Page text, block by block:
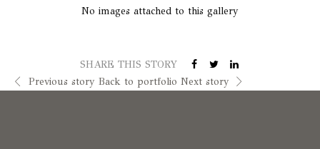
No images attached to this gallery
SHARE THIS STORY
Previous story Back to portfolio Next story